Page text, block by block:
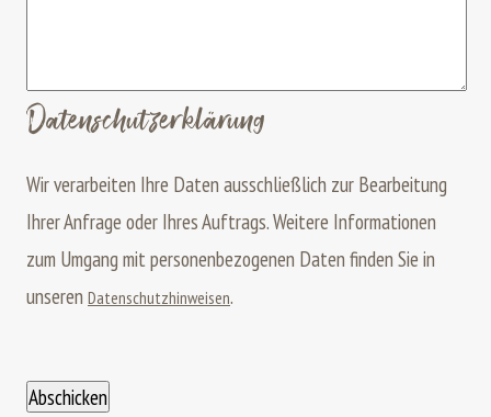
Datenschutzerklärung
Wir verarbeiten Ihre Daten ausschließlich zur Bearbeitung
Ihrer Anfrage oder Ihres Auftrags.Weitere Informationen
zum Umgang mit personenbezogenen Daten finden Sie in
unseren Datenschutzhinweisen.